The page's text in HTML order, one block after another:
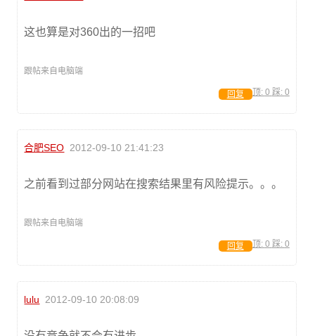
这也算是对360出的一招吧
跟帖来自电脑端
顶: 0 踩: 0
回复
合肥SEO 2012-09-10 21:41:23
之前看到过部分网站在搜索结果里有风险提示。。。
跟帖来自电脑端
顶: 0 踩: 0
回复
lulu 2012-09-10 20:08:09